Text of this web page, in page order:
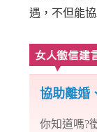
遇，不但能
協助離婚
你知道嗎?